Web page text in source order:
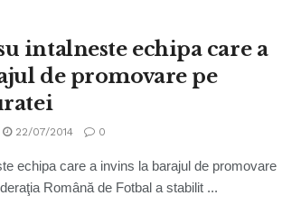
intalneste echipa care a
de promovare pe
22/07/2014 0
echipa care a invins la barajul de promovare
Română de Fotbal a stabilit ...